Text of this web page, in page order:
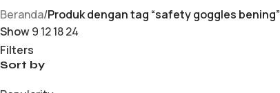
Beranda/Produk dengan tag “safety goggles bening”
Show9 121824
Filters
Sort by